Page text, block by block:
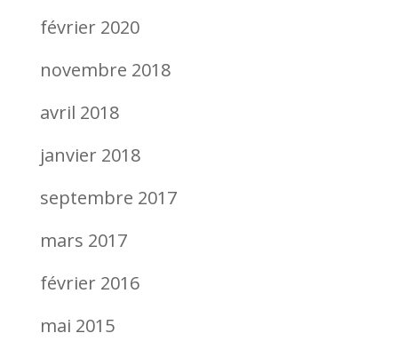
février 2020
novembre 2018
avril 2018
janvier 2018
septembre 2017
mars 2017
février 2016
mai 2015